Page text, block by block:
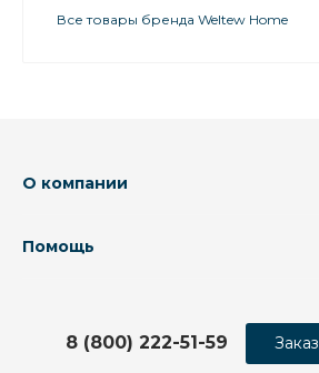
Все товары бренда Weltew Home
О компании
Помощь
8 (800) 222-51-59